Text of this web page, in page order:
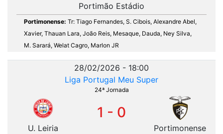
Portimão Estádio
Portimonense: Tr: Tiago Fernandes, S. Cibois, Alexandre Abel,
Xavier, Thauan Lara, João Reis, Mesaque, Dauda, Ney Silva,
M. Sarará, Welat Cagro, Marlon JR
28/02/2026 - 18:00
Liga Portugal Meu Super
24ª Jornada
U. Leiria
1 - 0
Portimonense